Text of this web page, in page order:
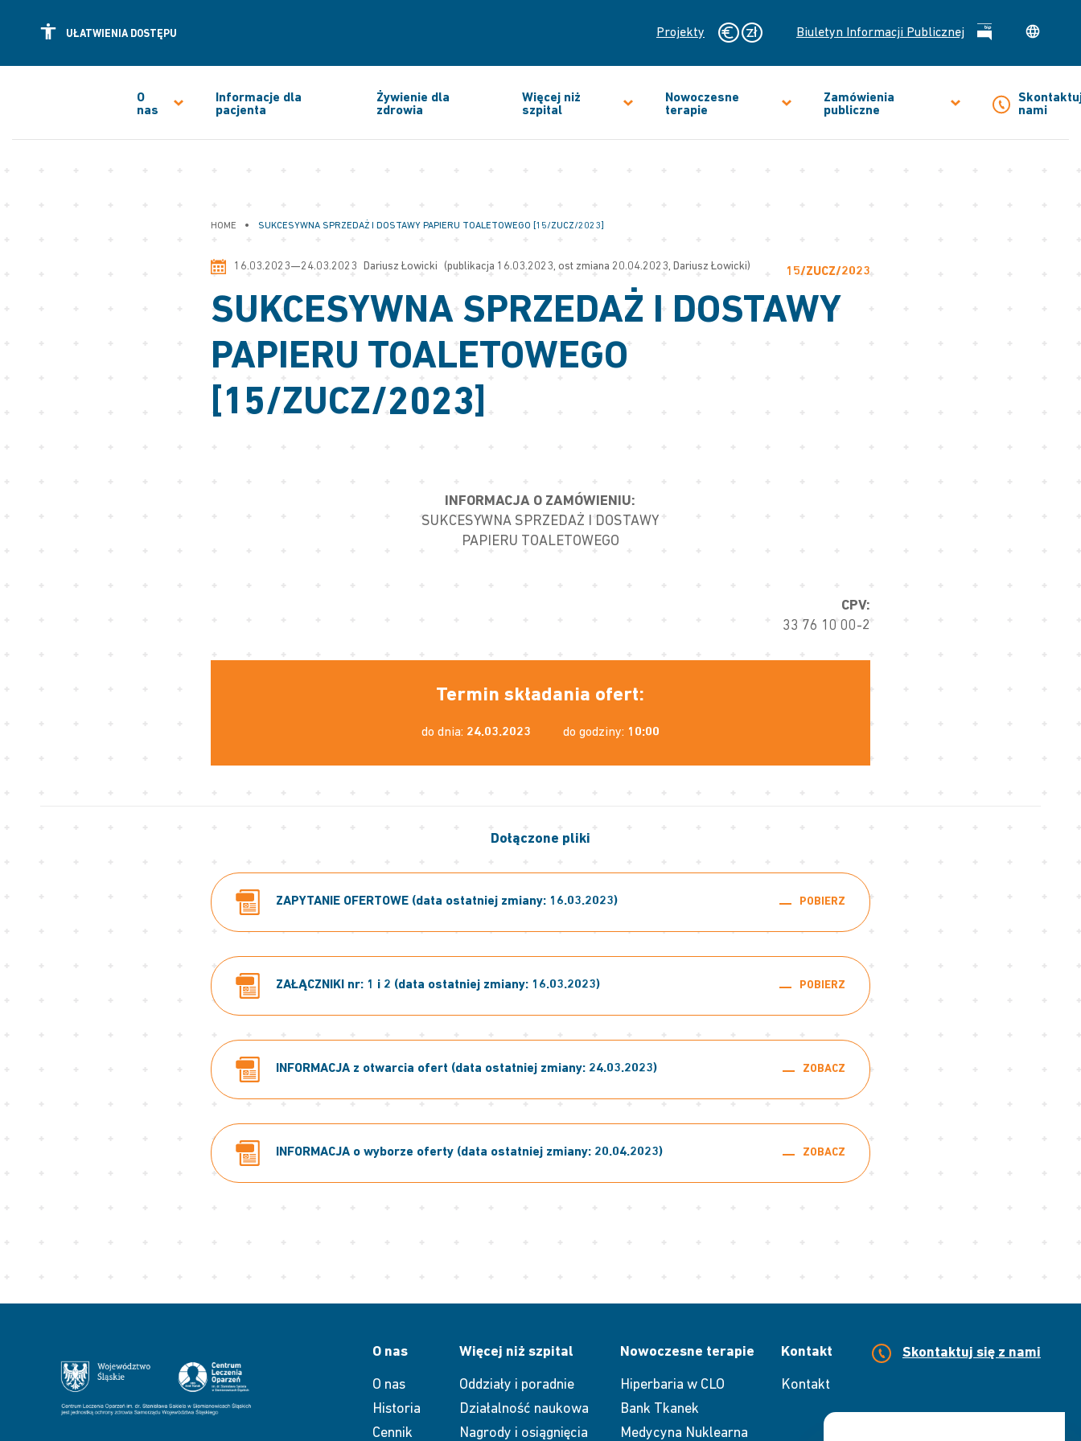
UŁATWIENIA DOSTĘPU Projekty Biuletyn Informacji Publicznej
O
nas
Informacje dla
pacjenta
Żywienie dla
zdrowia
Więcej niż
szpital
Nowoczesne
terapie
Zamówienia
publiczne
nami
HOME • SUKCESYWNA SPRZEDAŻ I DOSTAWY PAPIERU TOALETOWEGO [15/ZUCZ/2023]
16.03.2023—24.03.2023 Dariusz Łowicki (publikacja 16.03.2023, ost zmiana 20.04.2023, Dariusz Łowicki) 15/ZUCZ/2023
SUKCESYWNA SPRZEDAŻ I DOSTAWY
PAPIERU TOALETOWEGO
[15/ZUCZ/2023]
INFORMACJA O ZAMÓWIENIU:
SUKCESYWNA SPRZEDAŻ I DOSTAWY
PAPIERU TOALETOWEGO
CPV:
33 76 10 00-2
Termin składania ofert:
do dnia: 24.03.2023 do godziny: 10:00
Dołączone pliki
ZAPYTANIE OFERTOWE (data ostatniej zmiany: 16.03.2023) POBIERZ
ZAŁĄCZNIKI nr: 1 i 2 (data ostatniej zmiany: 16.03.2023) POBIERZ
INFORMACJA z otwarcia ofert (data ostatniej zmiany: 24.03.2023) ZOBACZ
INFORMACJA o wyborze oferty (data ostatniej zmiany: 20.04.2023) ZOBACZ
O nas
O nas
Historia
Cennik
Więcej niż szpital
Oddziały i poradnie
Działalność naukowa
Nagrody i osiągnięcia
Nowoczesne terapie
Hiperbaria w CLO
Bank Tkanek
Medycyna Nuklearna
Kontakt
Kontakt
Skontaktuj się z nami